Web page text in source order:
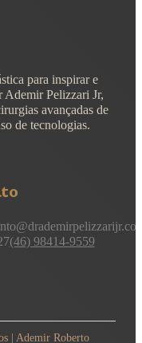
para inspirar e
Ademir Pelizzari Jr,
avançadas de
de tecnologias.
(46) 98414-9559
| Ademir Roberto